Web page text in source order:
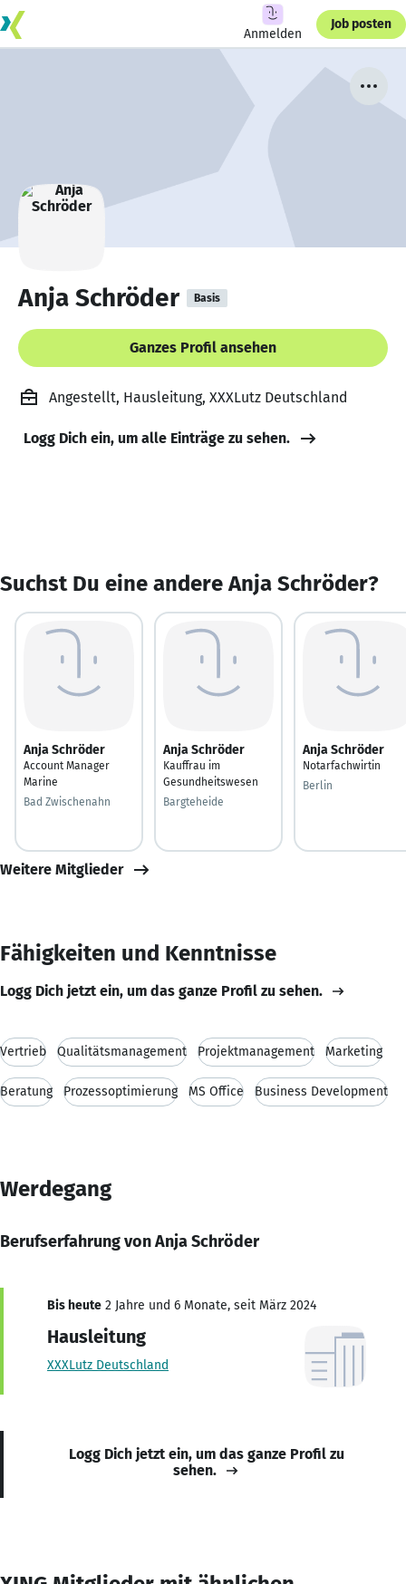
Anmelden
Job posten
Anja Schröder Basis
Ganzes Profil ansehen
Angestellt, Hausleitung, XXXLutz Deutschland
Logg Dich ein, um alle Einträge zu sehen.
Suchst Du eine andere Anja Schröder?
Anja Schröder
Account Manager
Marine
Bad Zwischenahn
Anja Schröder
Kauffrau im
Gesundheitswesen
Bargteheide
Anja Schröder
Notarfachwirtin
Berlin
Weitere Mitglieder
Fähigkeiten und Kenntnisse
Logg Dich jetzt ein, um das ganze Profil zu sehen.
Vertrieb Qualitätsmanagement Projektmanagement Marketing
Beratung Prozessoptimierung MS Office Business Development
Werdegang
Berufserfahrung von Anja Schröder
Bis heute 2 Jahre und 6 Monate, seit März 2024
Hausleitung
XXXLutz Deutschland
Logg Dich jetzt ein, um das ganze Profil zu
sehen.